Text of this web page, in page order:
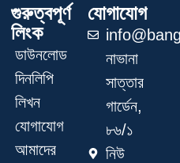
গুরুত্বপূর্ণ
লিংক
ডাউনলোড
দিনলিপি
লিখন
যোগাযোগ
আমাদের
যোগাযোগ
নাভানা
সাত্তার
গার্ডেন,
৮৬/১
নিউ